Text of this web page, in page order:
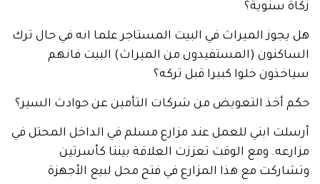
سنوية؟
الميراث في البيت المستاجر علما انه في حال ترك
(المستفيدون من الميراث) البيت فانهم
خلوا كبيرا قبل تركه؟
التعويض من شركات التأمين عن حوادث السير؟
ابني للعمل عند مزارع مسلم في الداخل المحتل في
ومع الوقت تعززت العلاقة بيننا كأسرتين
مع هذا المزارع في فتح محل لبيع الأجهزة